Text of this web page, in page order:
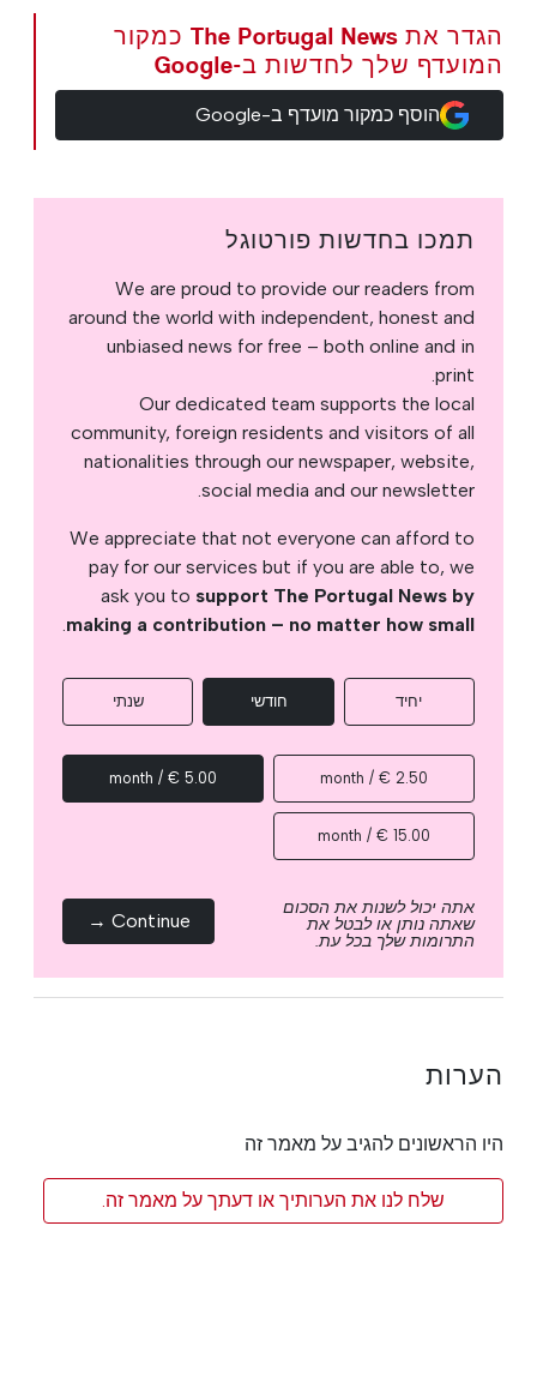
הגדר את The Portugal News כמקור
המועדף שלך לחדשות ב-Google
הוסף כמקור מועדף ב-Google
תמכו בחדשות פורטוגל
We are proud to provide our readers from
around the world with independent, honest and
unbiased news for free – both online and in
print.
Our dedicated team supports the local
community, foreign residents and visitors of all
nationalities through our newspaper, website,
social media and our newsletter.
We appreciate that not everyone can afford to
pay for our services but if you are able to, we
ask you to support The Portugal News by
making a contribution – no matter how small
.
יחיד חודשי שנתי
2.50 € / month
5.00 € / month
15.00 € / month
אתה יכול לשנות את הסכום
שאתה נותן או לבטל את
התרומות שלך בכל עת.
Continue →
הערות
היו הראשונים להגיב על מאמר זה
שלח לנו את הערותיך או דעתך על מאמר זה.